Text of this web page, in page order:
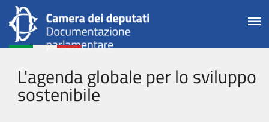
L'agenda globale per lo sviluppo
sostenibile